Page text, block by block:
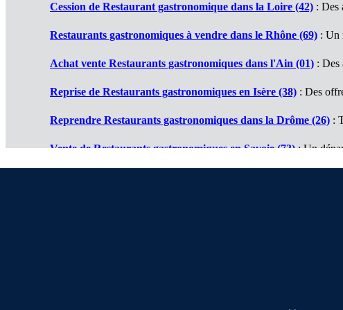
Cession de Restaurant gastronomique dans la Loire (42) : Des
Restaurants gastronomiques à vendre dans le Rhône (69) : Un
Achat vente Restaurants gastronomiques dans l'Ain (01) : Des
Reprise de Restaurants gastronomiques en Isère (38) : Des
Reprendre Restaurants gastronomiques dans la Drôme (26) :
Vente de Restaurants gastronomiques en Savoie (73): Un